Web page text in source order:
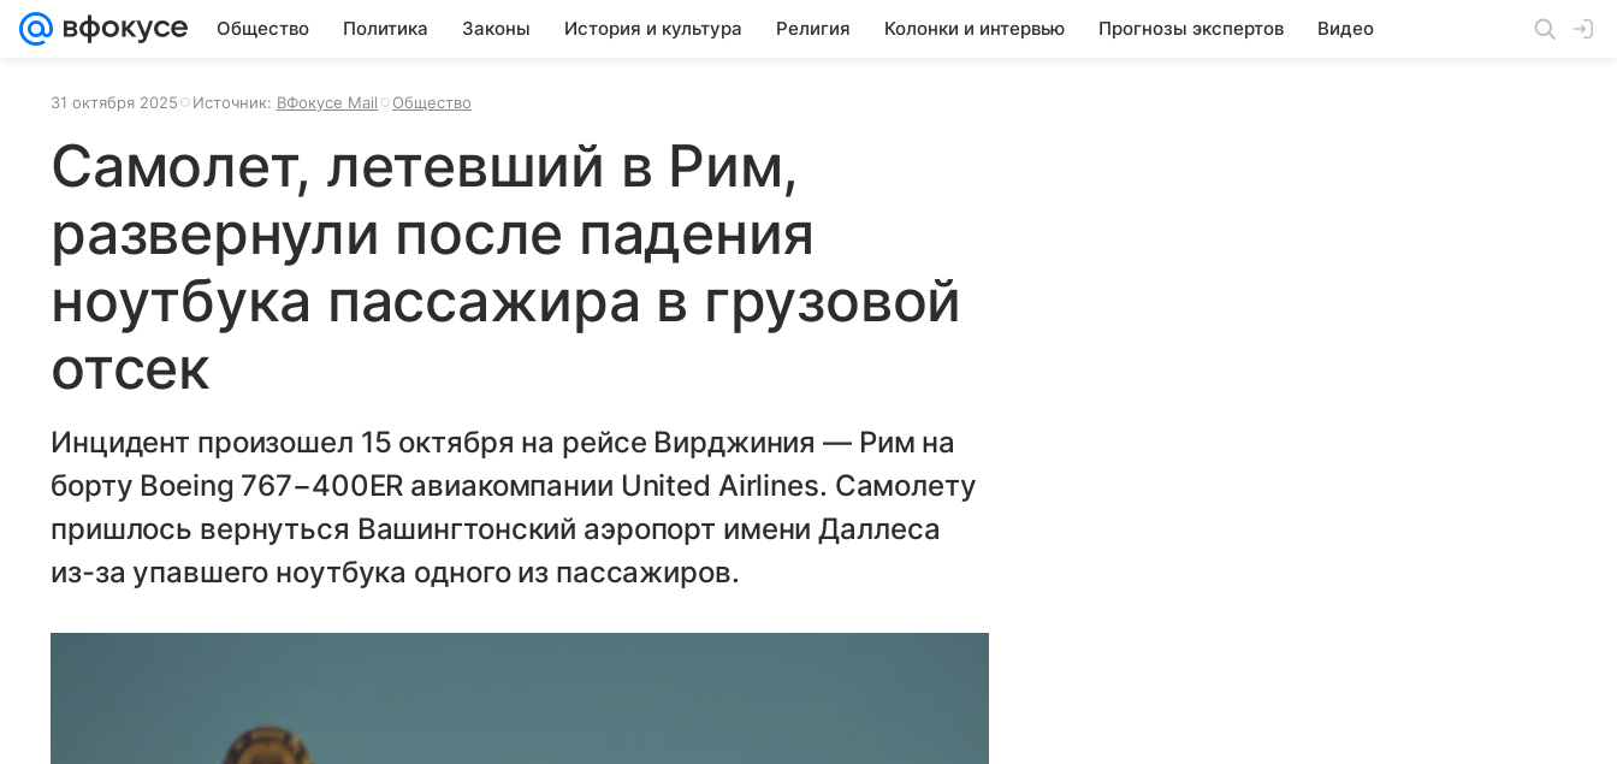
Общество Политика Законы История и культура Религия Колонки и интервью Прогнозы экспертов Видео
31 октября 2025 Источник: ВФокусе Mail Общество
Самолет, летевший в Рим,
развернули после падения
ноутбука пассажира в грузовой
отсек
Инцидент произошел 15 октября на рейсе Вирджиния — Рим на
борту Boeing 767−400ER авиакомпании United Airlines. Самолету
пришлось вернуться Вашингтонский аэропорт имени Даллеса
из-за упавшего ноутбука одного из пассажиров.